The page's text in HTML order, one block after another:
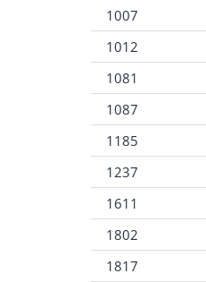
1007
1012
1081
1087
1185
1237
1611
1802
1817